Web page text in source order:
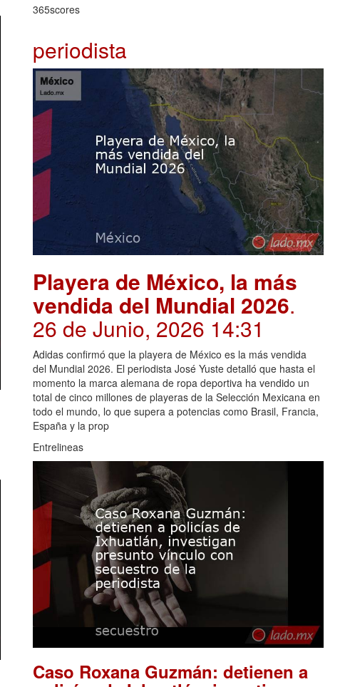
365scores
periodista
Playera de México, la más
vendida del Mundial 2026.
26 de Junio, 2026 14:31
Adidas confirmó que la playera de México es la más vendida
del Mundial 2026. El periodista José Yuste detalló que hasta el
momento la marca alemana de ropa deportiva ha vendido un
total de cinco millones de playeras de la Selección Mexicana en
todo el mundo, lo que supera a potencias como Brasil, Francia,
España y la prop
Entrelineas
Caso Roxana Guzmán: detienen a